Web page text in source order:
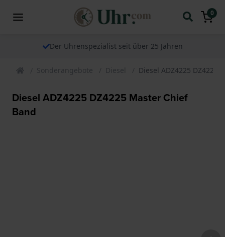
0
Der Uhrenspezialist seit über 25 Jahren
Sonderangebote Diesel Diesel ADZ4225 DZ4225
Diesel ADZ4225 DZ4225 Master Chief
Band